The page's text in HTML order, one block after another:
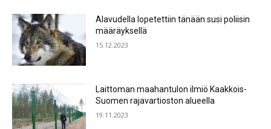
Alavudella lopetettiin tänään susi poliisin
määräyksellä
15.12.2023
Laittoman maahantulon ilmiö Kaakkois-
Suomen rajavartioston alueella
19.11.2023